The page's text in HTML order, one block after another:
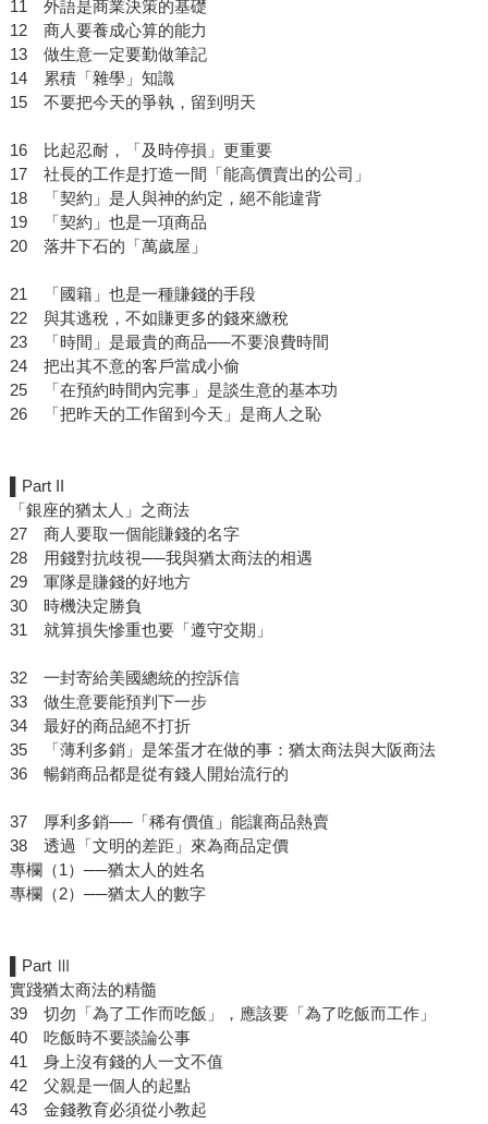
11 外語是商業決策的基礎
12 商人要養成心算的能力
13 做生意一定要勤做筆記
14 累積「雜學」知識
15 不要把今天的爭執，留到明天
16 比起忍耐，「及時停損」更重要
17 社長的工作是打造一間「能高價賣出的公司」
18 「契約」是人與神的約定，絕不能違背
19 「契約」也是一項商品
20 落井下石的「萬歲屋」
21 「國籍」也是一種賺錢的手段
22 與其逃稅，不如賺更多的錢來繳稅
23 「時間」是最貴的商品──不要浪費時間
24 把出其不意的客戶當成小偷
25 「在預約時間內完事」是談生意的基本功
26 「把昨天的工作留到今天」是商人之恥
▌Part II
「銀座的猶太人」之商法
27 商人要取一個能賺錢的名字
28 用錢對抗歧視──我與猶太商法的相遇
29 軍隊是賺錢的好地方
30 時機決定勝負
31 就算損失慘重也要「遵守交期」
32 一封寄給美國總統的控訴信
33 做生意要能預判下一步
34 最好的商品絕不打折
35 「薄利多銷」是笨蛋才在做的事：猶太商法與大阪商法
36 暢銷商品都是從有錢人開始流行的
37 厚利多銷──「稀有價值」能讓商品熱賣
38 透過「文明的差距」來為商品定價
專欄（1）──猶太人的姓名
專欄（2）──猶太人的數字
▌Part Ⅲ
實踐猶太商法的精髓
39 切勿「為了工作而吃飯」，應該要「為了吃飯而工作」
40 吃飯時不要談論公事
41 身上沒有錢的人一文不值
42 父親是一個人的起點
43 金錢教育必須從小教起